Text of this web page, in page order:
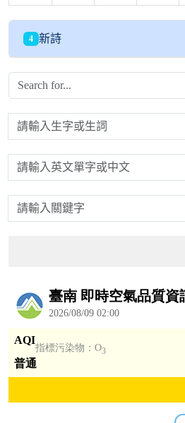
31
4 新詩
請輸入生字或生詞
請輸入英文單字或中文
請輸入關鍵字